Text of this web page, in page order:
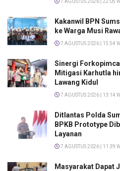
7 AGUSTUS 2026 | 22:05
Kakanwil BPN
ke Warga Musi
7 AGUSTUS 2026 | 15:54
Sinergi
Mitigasi Karhutla
Lawang Kidul
7 AGUSTUS 2026 | 13:14
Ditlantas Polda
BPKB Prototype
Layanan
7 AGUSTUS 2026 | 11:39
Masyarakat Dapat